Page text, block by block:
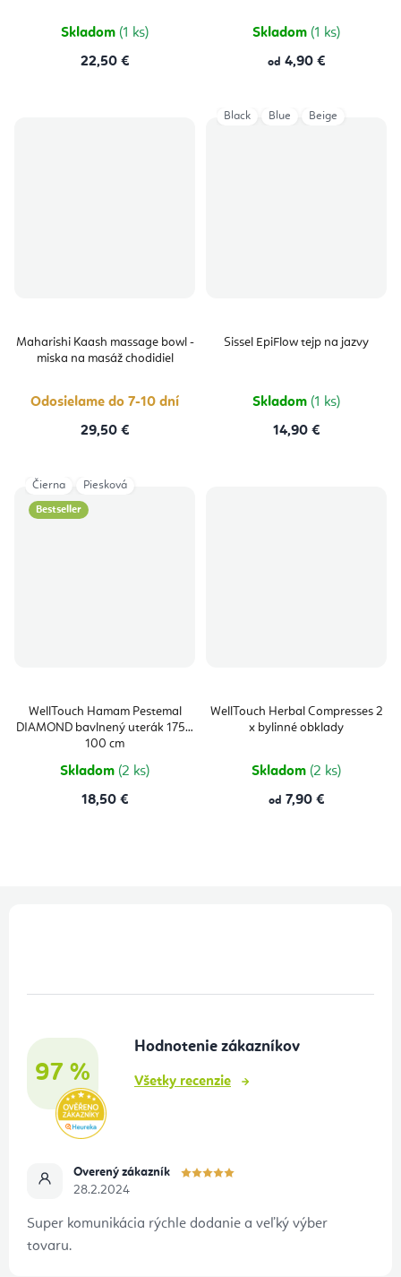
Skladom (1 ks)
22,50 €
Skladom (1 ks)
od 4,90 €
Maharishi Kaash massage bowl -
miska na masáž chodidiel
Odosielame do 7-10 dní
29,50 €
Sissel EpiFlow tejp na jazvy
Skladom (1 ks)
14,90 €
Black Blue Beige
Bestseller
WellTouch Hamam Pestemal
DIAMOND bavlnený uterák 175 x
100 cm
Skladom (2 ks)
18,50 €
Čierna Piesková
WellTouch Herbal Compresses 2
x bylinné obklady
Skladom (2 ks)
od 7,90 €
97 %
Hodnotenie zákazníkov
Všetky recenzie
Overený zákazník
28.2.2024
Super komunikácia rýchle dodanie a veľký výber
tovaru.